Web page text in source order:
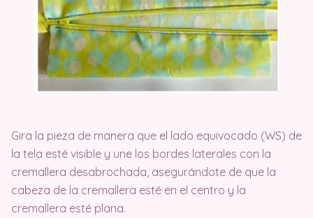
Gira la pieza de manera que el lado equivocado (WS) de
la tela esté visible y une los bordes laterales con la
cremallera desabrochada, asegurándote de que la
cabeza de la cremallera esté en el centro y la
cremallera esté plana.